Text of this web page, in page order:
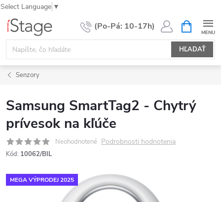
Select Language ▼
Prejsť
obsah
HĽADAŤ
KOŠÍK
Senzory
Samsung SmartTag2 - Chytrý
prívesok na kľúče
Neohodnotené Podrobnosti hodnotenia
Kód: 10062/BIL
MEGA VÝPRODEJ 2025